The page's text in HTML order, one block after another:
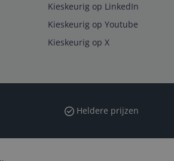
Kieskeurig op LinkedIn
Kieskeurig op Youtube
Kieskeurig op X
Heldere prijzen